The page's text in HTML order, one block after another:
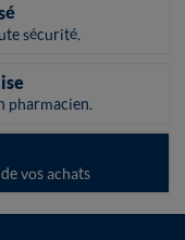
sécurité.
pharmacien.
vos achats